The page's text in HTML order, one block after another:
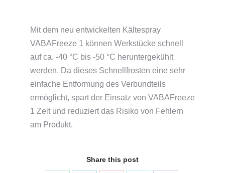
Mit dem neu entwickelten Kältespray
VABAFreeze 1 können Werkstücke schnell
auf ca. -40 °C bis -50 °C heruntergekühlt
werden. Da dieses Schnellfrosten eine sehr
einfache Entformung des Verbundteils
ermöglicht, spart der Einsatz von VABAFreeze
1 Zeit und reduziert das Risiko von Fehlern
am Produkt.
Share this post